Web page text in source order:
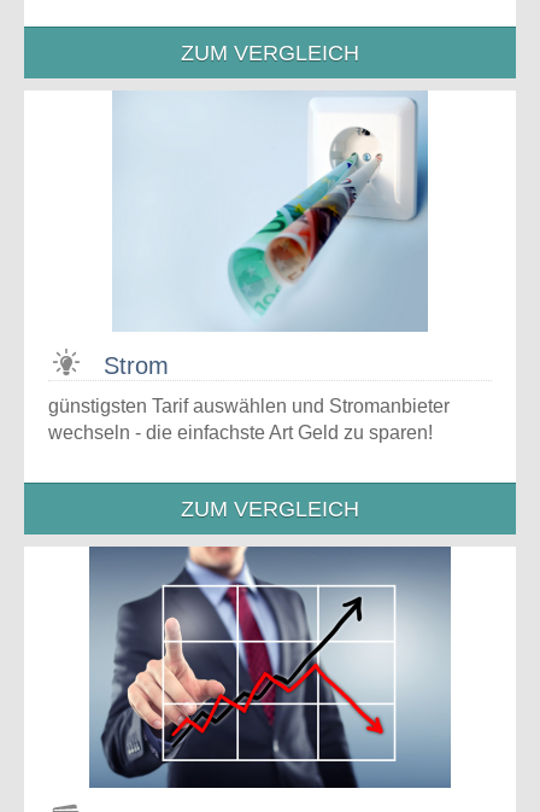
ZUM VERGLEICH
Strom
günstigsten Tarif auswählen und Stromanbieter
wechseln - die einfachste Art Geld zu sparen!
ZUM VERGLEICH